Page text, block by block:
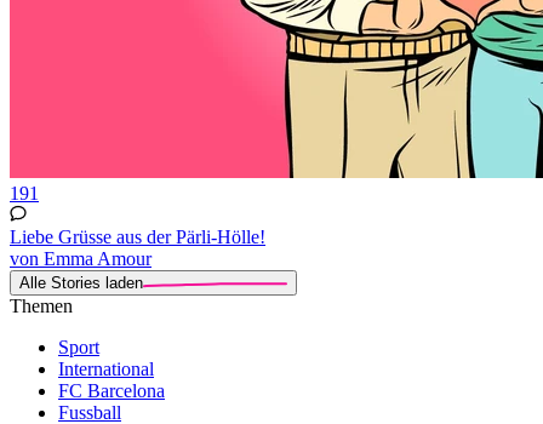
191
Liebe Grüsse aus der Pärli-Hölle!
von Emma Amour
Alle Stories laden
Themen
Sport
International
FC Barcelona
Fussball